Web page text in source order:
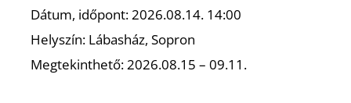
Dátum, időpont: 2026.08.14. 14:00
Helyszín: Lábasház, Sopron
Megtekinthető: 2026.08.15 – 09.11.